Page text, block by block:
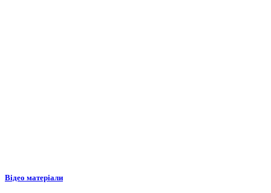
Відео матеріали